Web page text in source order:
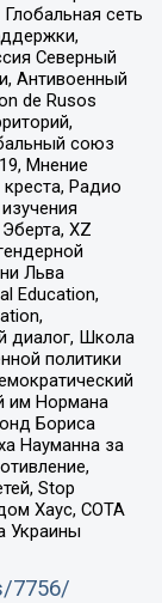
сеть
Северный
Антивоенный
de Rusos
союз
Мнение
Радио
XZ
Льва
Education,
диалог, Школа
политики
им Нормана
Бориса
Науманна за
Stop
Хаус, СОТА
Украины
7756/